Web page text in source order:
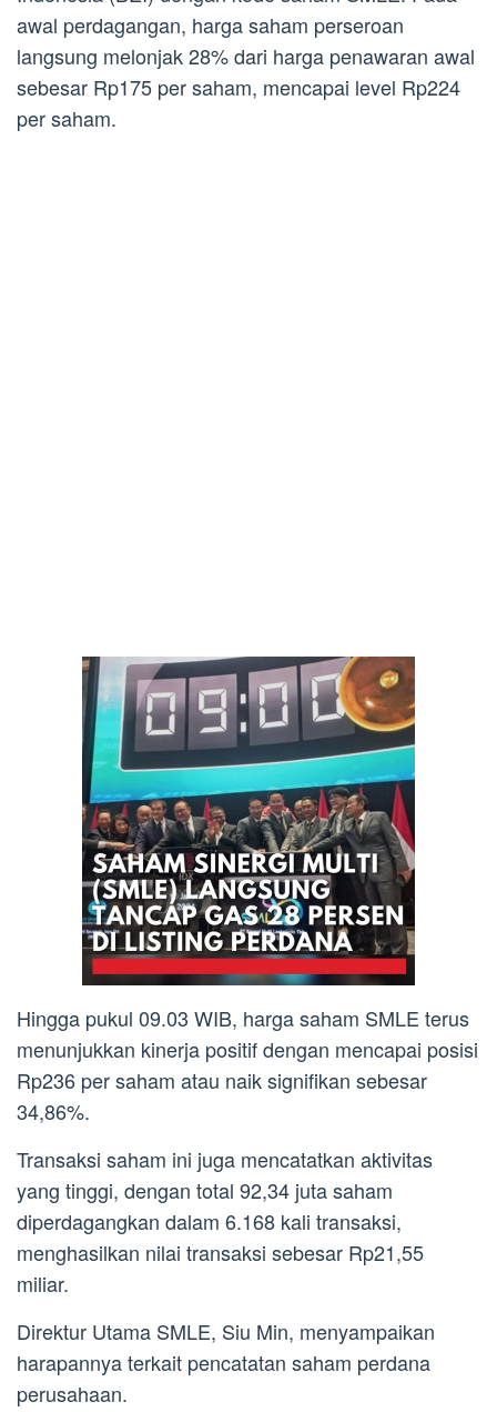
awal perdagangan, harga saham perseroan
langsung melonjak 28% dari harga penawaran awal
sebesar Rp175 per saham, mencapai level Rp224
per saham.
Hingga pukul 09.03 WIB, harga saham SMLE terus
menunjukkan kinerja positif dengan mencapai posisi
Rp236 per saham atau naik signifikan sebesar
34,86%.
Transaksi saham ini juga mencatatkan aktivitas
yang tinggi, dengan total 92,34 juta saham
diperdagangkan dalam 6.168 kali transaksi,
menghasilkan nilai transaksi sebesar Rp21,55
miliar.
Direktur Utama SMLE, Siu Min, menyampaikan
harapannya terkait pencatatan saham perdana
perusahaan.